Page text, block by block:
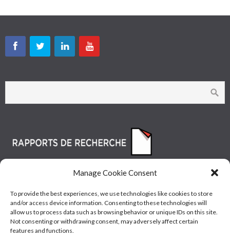
Manage Cookie Consent
To provide the best experiences, we use technologies like cookies to store
and/or access device information. Consenting to these technologies will
allow us to process data such as browsing behavior or unique IDs on this site.
Not consenting or withdrawing consent, may adversely affect certain
features and functions.